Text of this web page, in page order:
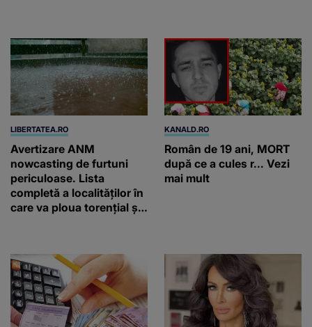
LIBERTATEA.RO
Avertizare ANM
nowcasting de furtuni
periculoase. Lista
completă a localităților în
care va ploua torențial și
KANALD.RO
Român de 19 ani, MORT
după ce a cules r... Vezi
mai mult